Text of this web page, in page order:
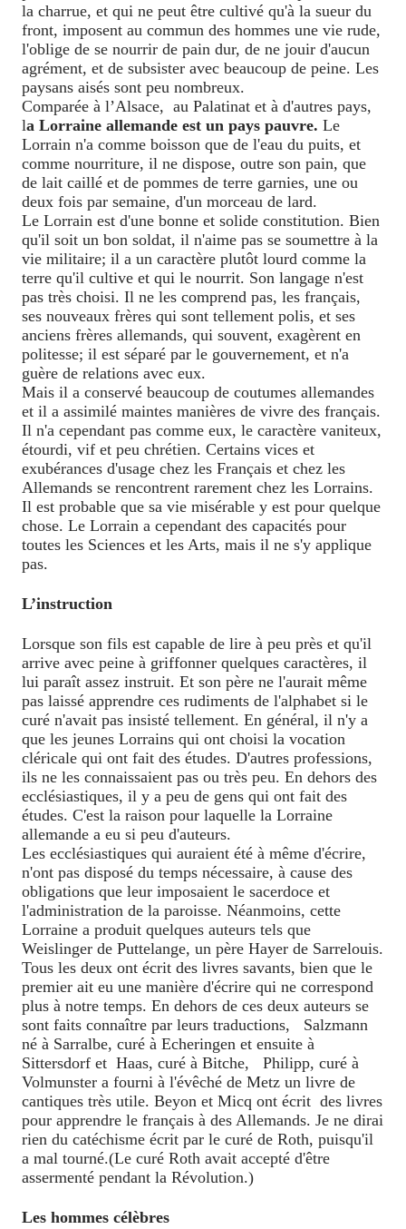
la charrue, et qui ne peut être cultivé qu'à la sueur du
front, imposent au commun des hommes une vie rude,
l'oblige de se nourrir de pain dur, de ne jouir d'aucun
agrément, et de subsister avec beaucoup de peine. Les
paysans aisés sont peu nombreux.
Comparée à l’Alsace, au Palatinat et à d'autres pays,
la Lorraine allemande est un pays pauvre. Le
Lorrain n'a comme boisson que de l'eau du puits, et
comme nourriture, il ne dispose, outre son pain, que
de lait caillé et de pommes de terre garnies, une ou
deux fois par semaine, d'un morceau de lard.
Le Lorrain est d'une bonne et solide constitution. Bien
qu'il soit un bon soldat, il n'aime pas se soumettre à la
vie militaire; il a un caractère plutôt lourd comme la
terre qu'il cultive et qui le nourrit. Son langage n'est
pas très choisi. Il ne les comprend pas, les français,
ses nouveaux frères qui sont tellement polis, et ses
anciens frères allemands, qui souvent, exagèrent en
politesse; il est séparé par le gouvernement, et n'a
guère de relations avec eux.
Mais il a conservé beaucoup de coutumes allemandes
et il a assimilé maintes manières de vivre des français.
Il n'a cependant pas comme eux, le caractère vaniteux,
étourdi, vif et peu chrétien. Certains vices et
exubérances d'usage chez les Français et chez les
Allemands se rencontrent rarement chez les Lorrains.
Il est probable que sa vie misérable y est pour quelque
chose. Le Lorrain a cependant des capacités pour
toutes les Sciences et les Arts, mais il ne s'y applique
pas.
L’instruction
Lorsque son fils est capable de lire à peu près et qu'il
arrive avec peine à griffonner quelques caractères, il
lui paraît assez instruit. Et son père ne l'aurait même
pas laissé apprendre ces rudiments de l'alphabet si le
curé n'avait pas insisté tellement. En général, il n'y a
que les jeunes Lorrains qui ont choisi la vocation
cléricale qui ont fait des études. D'autres professions,
ils ne les connaissaient pas ou très peu. En dehors des
ecclésiastiques, il y a peu de gens qui ont fait des
études. C'est la raison pour laquelle la Lorraine
allemande a eu si peu d'auteurs.
Les ecclésiastiques qui auraient été à même d'écrire,
n'ont pas disposé du temps nécessaire, à cause des
obligations que leur imposaient le sacerdoce et
l'administration de la paroisse. Néanmoins, cette
Lorraine a produit quelques auteurs tels que
Weislinger de Puttelange, un père Hayer de Sarrelouis.
Tous les deux ont écrit des livres savants, bien que le
premier ait eu une manière d'écrire qui ne correspond
plus à notre temps. En dehors de ces deux auteurs se
sont faits connaître par leurs traductions,
Salzmann
né à Sarralbe, curé à Echeringen et ensuite à
Sittersdorf et Haas, curé à Bitche,
Philipp, curé à
Volmunster a fourni à l'évêché de Metz un livre de
cantiques très utile. Beyon et Micq ont écrit des livres
pour apprendre le français à des Allemands. Je ne dirai
rien du catéchisme écrit par le curé de Roth, puisqu'il
a mal tourné.(Le curé Roth avait accepté d'être
assermenté pendant la Révolution.)
Les hommes célèbres